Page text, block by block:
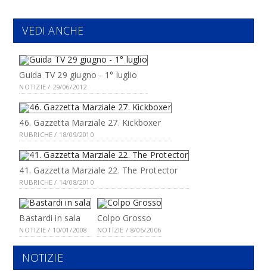
VEDI ANCHE
Guida TV 29 giugno - 1° luglio
NOTIZIE / 29/06/2012
46. Gazzetta Marziale 27. Kickboxer
RUBRICHE / 18/09/2010
41. Gazzetta Marziale 22. The Protector
RUBRICHE / 14/08/2010
Bastardi in sala
NOTIZIE / 10/01/2008
Colpo Grosso
NOTIZIE / 8/06/2006
NOTIZIE